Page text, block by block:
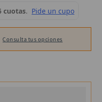
Consulta tus opciones